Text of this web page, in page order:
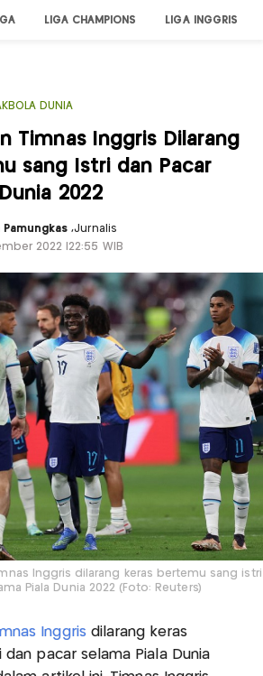
LIGA CHAMPIONS LIGA INGGRIS
DUNIA
Timnas Inggris Dilarang
sang Istri dan Pacar
2022
Pamungkas,Jurnalis
2022 |22:55 WIB
Inggris dilarang keras bertemu sang istri
Piala Dunia 2022 (Foto: Reuters)
Inggrisdilarang keras
pacar selama Piala Dunia